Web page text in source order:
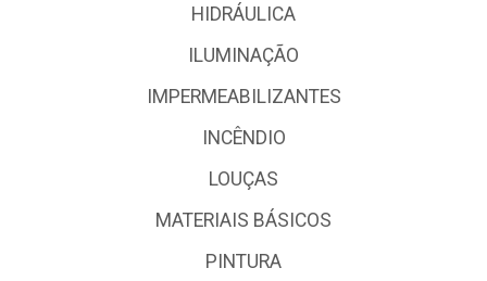
HIDRÁULICA
ILUMINAÇÃO
IMPERMEABILIZANTES
INCÊNDIO
LOUÇAS
MATERIAIS BÁSICOS
PINTURA